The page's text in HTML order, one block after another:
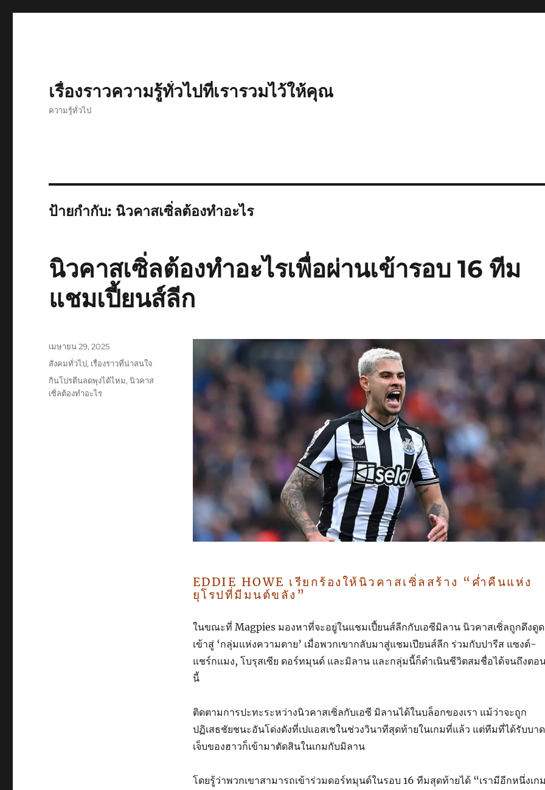
เรื่องราวความรู้ทั่วไปที่เรารวมไว้ให้คุณ
ความรู้ทั่วไป
ป้ายกำกับ: นิวคาสเซิ่ลต้องทำอะไร
นิวคาสเซิ่ลต้องทำอะไรเพื่อผ่านเข้ารอบ 16 ทีม
แชมเปี้ยนส์ลีก
EDDIE HOWE เรียกร้องให้นิวคาสเซิ่ลสร้าง “ค่ำคืนแห่ง
ยุโรปที่มีมนต์ขลัง”
ในขณะที่ Magpies มองหาที่จะอยู่ในแชมเปี้ยนส์ลีกกับเอซีมิลาน นิวคาสเซิ่ลถูกดึงดูด
เข้าสู่ ‘กลุ่มแห่งความตาย’ เมื่อพวกเขากลับมาสู่แชมเปียนส์ลีก ร่วมกับปารีส แซงต์-
แชร์กแมง, โบรุสเซีย ดอร์ทมุนด์ และมิลาน และกลุ่มนี้ก็ดำเนินชีวิตสมชื่อได้จนถึงตอ
นี้
ติดตามการปะทะระหว่างนิวคาสเซิ่ลกับเอซี มิลานได้ในบล็อกของเรา แม้ว่าจะถูก
ปฏิเสธชัยชนะอันโด่งดังที่เปแอสเชในช่วงวินาทีสุดท้ายในเกมที่แล้ว แต่ทีมที่ได้รับบาด
เจ็บของฮาวก็เข้ามาตัดสินในเกมกับมิลาน
โดยรู้ว่าพวกเขาสามารถเข้าร่วมดอร์ทมุนด์ในรอบ 16 ทีมสุดท้ายได้ “เรามีอีกหนึ่งเก
เขียน
เมื่อ
เมษายน 29, 2025
หมวด
หมู่
สังคมทั่วไป, เรื่องราวที่น่าสนใจ
ป้าย
กำกับ
กินโปรตีนลดพุงได้ไหม,นิวคาส
เซิ่ลต้องทำอะไร